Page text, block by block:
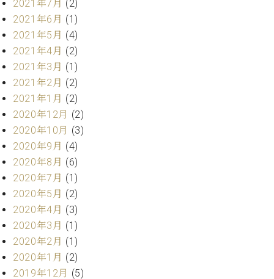
ン
ヴ
ィ
ジ
ョ
ン
C.BECHSTEIN
Digital(ベ
ヒ
シ
ュ
タ
イ
ン
デ
ジ
タ
ル)
紹
介
展示
情報
【ユ
ーロ
ピア
ノ特
選中
古】
イ
ベ
ト
情
報
八
王
2021年7月 (2)
2021年6月 (1)
2021年5月 (4)
2021年4月 (2)
2021年3月 (1)
2021年2月 (2)
2021年1月 (2)
2020年12月 (2)
2020年10月 (3)
2020年9月 (4)
2020年8月 (6)
2020年7月 (1)
2020年5月 (2)
2020年4月 (3)
2020年3月 (1)
2020年2月 (1)
2020年1月 (2)
2019年12月 (5)